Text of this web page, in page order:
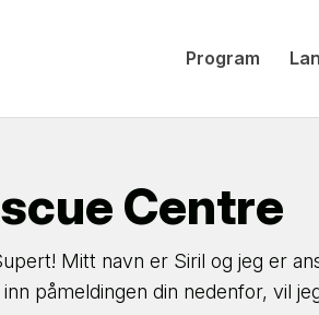
Program
Centre
Mitt navn er Siril og jeg er
påmeldingen din nedenfor, vil